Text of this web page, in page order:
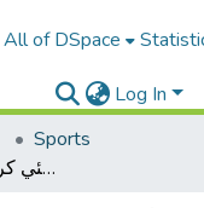
All of DSpace
Log In
Sports
أثر استخدام كل من التدريب المستمر والتدريب التبادلي قصير- قصير والتدريب بالألعاب المصغرة عمى السرعة اليوائية القصوى لدى ناشئي كرة القدم )صنف الأواسط(